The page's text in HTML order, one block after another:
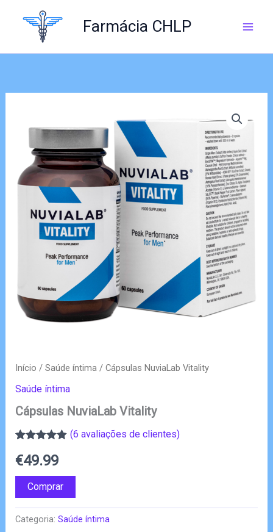
Farmácia CHLP
Início / Saúde íntima/ Cápsulas NuviaLab Vitality
Saúde íntima
Cápsulas NuviaLab Vitality
com4.83em
5 com base
em
classificações
de clientes
(6 avaliações de clientes)
€49.99
Comprar
Categoria: Saúde íntima